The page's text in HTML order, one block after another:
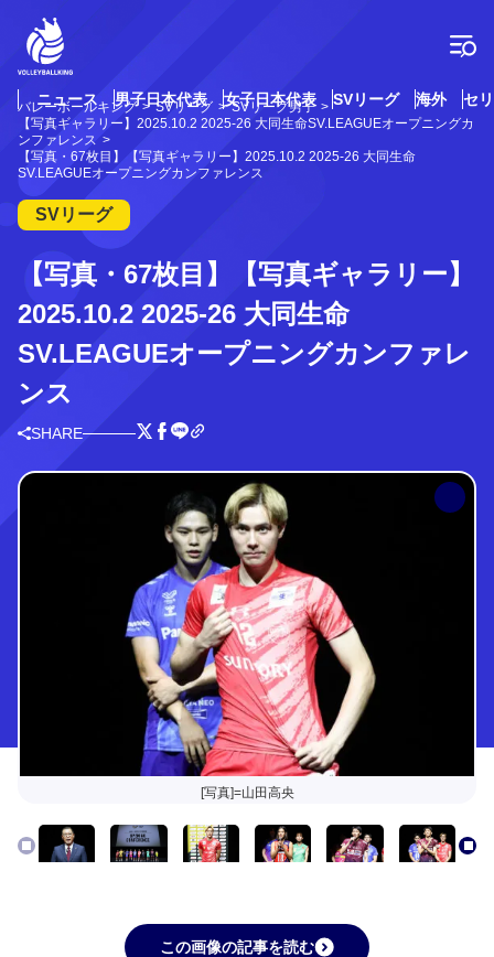
テ
ツ
プ
ニュース 男子日本代表 女子日本代表 SVリーグ 海外 セ
バレーボールキング SVリーグ
SVリーグ男子
【写真ギャラリー】2025.10.2 2025-26 大同生命SV.LEAGUEオープニングカ
ンファレンス
【写真・67枚目】【写真ギャラリー】2025.10.2 2025-26 大同生命
SV.LEAGUEオープニングカンファレンス
SVリーグ
【写真・67枚目】【写真ギャラリー】
2025.10.2 2025-26 大同生命
SV.LEAGUEオープニングカンファレ
ンス
SHARE
[写真]=山田高央
この画像の記事を読む